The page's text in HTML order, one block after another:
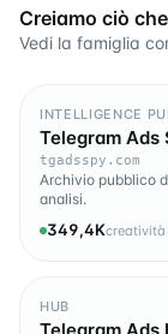
Creiamo ciò
Vedi la famiglia
INTELLIGENCE
Telegram Ads
tgadsspy.com
Archivio pubblico
analisi.
349,4Kcreatività
HUB